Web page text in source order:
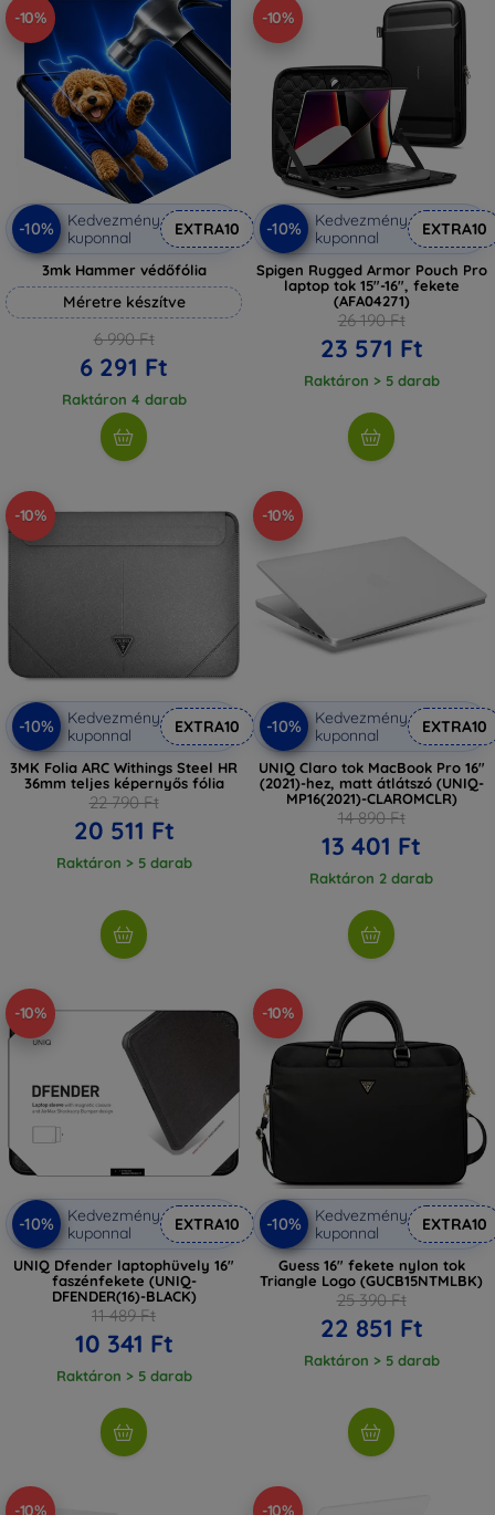
-10%
-10%
Kedvezmény
kuponnal
EXTRA10
3mk Hammer védőfólia
Méretre készítve
6 990 Ft
6 291 Ft
Raktáron 4 darab
-10%
-10%
Kedvezmény
kuponnal
EXTRA10
Spigen Rugged Armor Pouch Pro
laptop tok 15"-16", fekete
(AFA04271)
26 190 Ft
23 571 Ft
Raktáron > 5 darab
-10%
-10%
Kedvezmény
kuponnal
EXTRA10
3MK Folia ARC Withings Steel HR
36mm teljes képernyős fólia
22 790 Ft
20 511 Ft
Raktáron > 5 darab
-10%
-10%
Kedvezmény
kuponnal
EXTRA10
UNIQ Claro tok MacBook Pro 16"
(2021)-hez, matt átlátszó (UNIQ-
MP16(2021)-CLAROMCLR)
14 890 Ft
13 401 Ft
Raktáron 2 darab
-10%
-10%
Kedvezmény
kuponnal
EXTRA10
UNIQ Dfender laptophüvely 16"
faszénfekete (UNIQ-
DFENDER(16)-BLACK)
11 489 Ft
10 341 Ft
Raktáron > 5 darab
-10%
-10%
Kedvezmény
kuponnal
EXTRA10
Guess 16" fekete nylon tok
Triangle Logo (GUCB15NTMLBK)
25 390 Ft
22 851 Ft
Raktáron > 5 darab
-10% -10%